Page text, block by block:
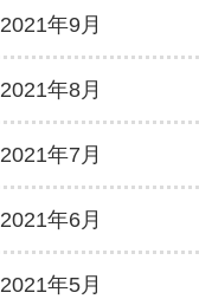
2021年9月
2021年8月
2021年7月
2021年6月
2021年5月